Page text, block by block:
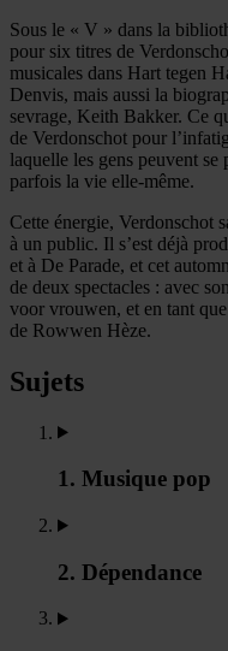
Sous le « V » dans la
pour six titres de
musicales dans Hart tegen
Denvis, mais aussi la
sevrage, Keith Bakker. Ce
de Verdonschot pour
laquelle les gens peuvent
parfois la vie elle-même.
Cette énergie, Verdonschot
à un public. Il s’est déjà
et à De Parade, et cet
de deux spectacles : avec
voor vrouwen, et en tant
de Rowwen Hèze.
Sujets
1. Musique pop
2. Dépendance